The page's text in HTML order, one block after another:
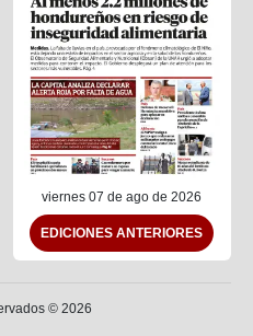
viernes 07 de ago de 2026
EDICIONES ANTERIORES
© 2026